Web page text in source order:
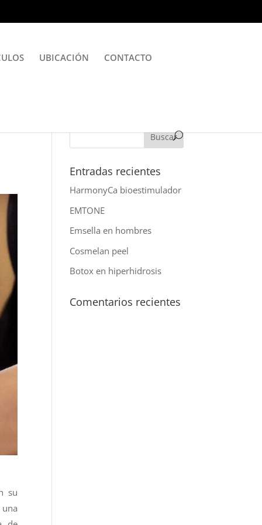
UBICACIÓN CONTACTO
su
Entradas recientes
HarmonyCa bioestimulador
EMTONE
Emsella en hombres
Cosmelan peel
Botox en hiperhidrosis
Comentarios recientes